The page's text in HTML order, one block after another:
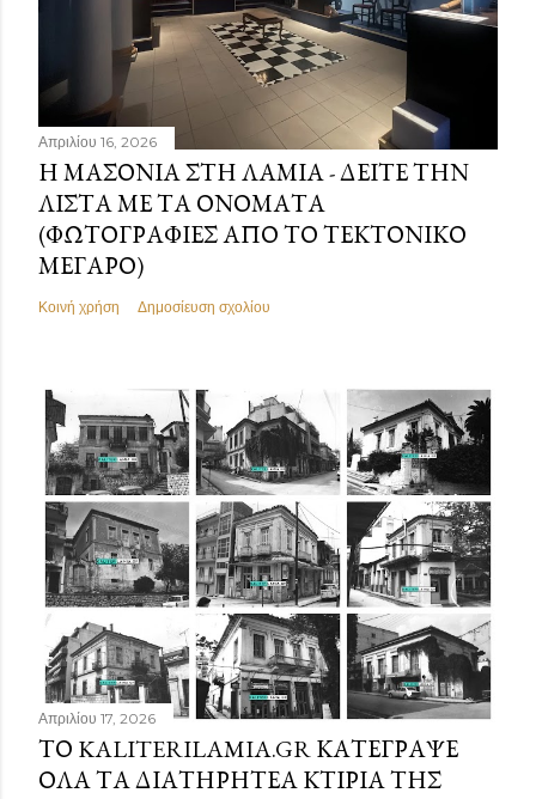
Απριλίου 16, 2026
Η ΜΑΣΟΝΊΑ ΣΤΗ ΛΑΜΊΑ - ΔΕΊΤΕ ΤΗΝ
ΛΊΣΤΑ ΜΕ ΤΑ ΟΝΌΜΑΤΑ
(ΦΩΤΟΓΡΑΦΊΕΣ ΑΠΌ ΤΟ ΤΕΚΤΟΝΙΚΌ
ΜΈΓΑΡΟ)
Κοινή χρήση Δημοσίευση σχολίου
Απριλίου 17, 2026
ΤΟ KALITERILAMIA.GR ΚΑΤΈΓΡΑΨΕ
ΌΛΑ ΤΑ ΔΙΑΤΗΡΗΤΈΑ ΚΤΊΡΙΑ ΤΗΣ